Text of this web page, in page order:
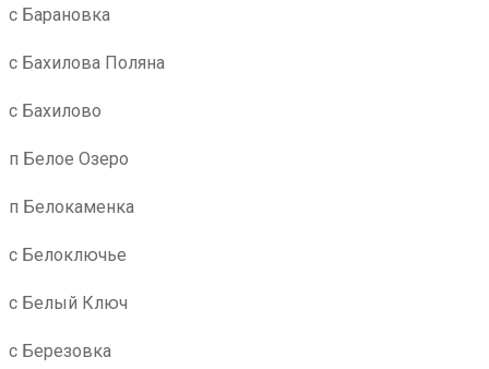
с Барановка
с Бахилова Поляна
с Бахилово
п Белое Озеро
п Белокаменка
с Белоключье
с Белый Ключ
с Березовка